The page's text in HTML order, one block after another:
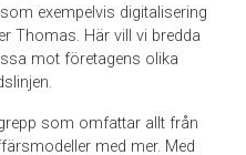
exempelvis digitalisering
Thomas. Här vill vi bredda
mot företagens olika
som omfattar allt från
med mer. Med